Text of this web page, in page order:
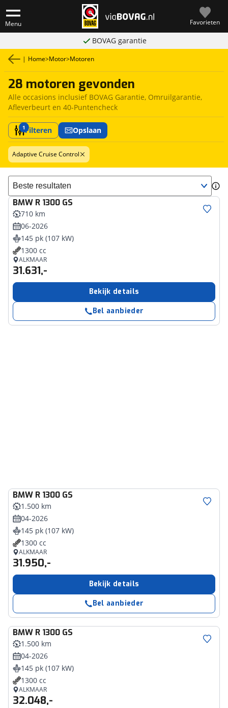
Menu Favorieten
BOVAG garantie
| Home>Motor>Motoren
28 motoren gevonden
Alle occasions inclusief BOVAG Garantie, Omruilgarantie,
Afleverbeurt en 40-Puntencheck
1Filteren Opslaan
Adaptive Cruise Control
Sorteer resultaten
BMW R 1300 GS
710 km
06-2026
145 pk (107 kW)
1300 cc
ALKMAAR
31.631,-
Bekijk details
Bel aanbieder
BMW R 1300 GS
1.500 km
04-2026
145 pk (107 kW)
1300 cc
ALKMAAR
31.950,-
Bekijk details
Bel aanbieder
BMW R 1300 GS
1.500 km
04-2026
145 pk (107 kW)
1300 cc
ALKMAAR
32.048,-